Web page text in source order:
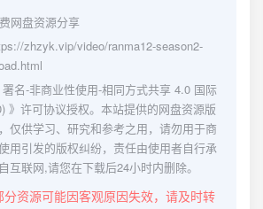
网盘资源分享
zhzyk.vip/video/ranma12-season2-
署名-非商业性使用-相同方式共享 4.0 国际
》许可协议授权。本站提供的网盘资源版
仅供学习、研究和参考之用，请勿用于商
用引发的版权纠纷，责任由使用者自行承
互联网,请您在下载后24小时内删除。
分资源可能因客观原因失效，请及时转